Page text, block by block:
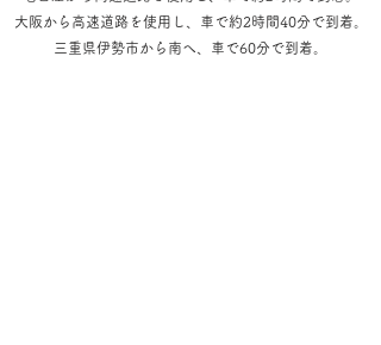
大阪から高速道路を使用し、車で約2時間40分で到着。
三重県伊勢市から南へ、車で60分で到着。